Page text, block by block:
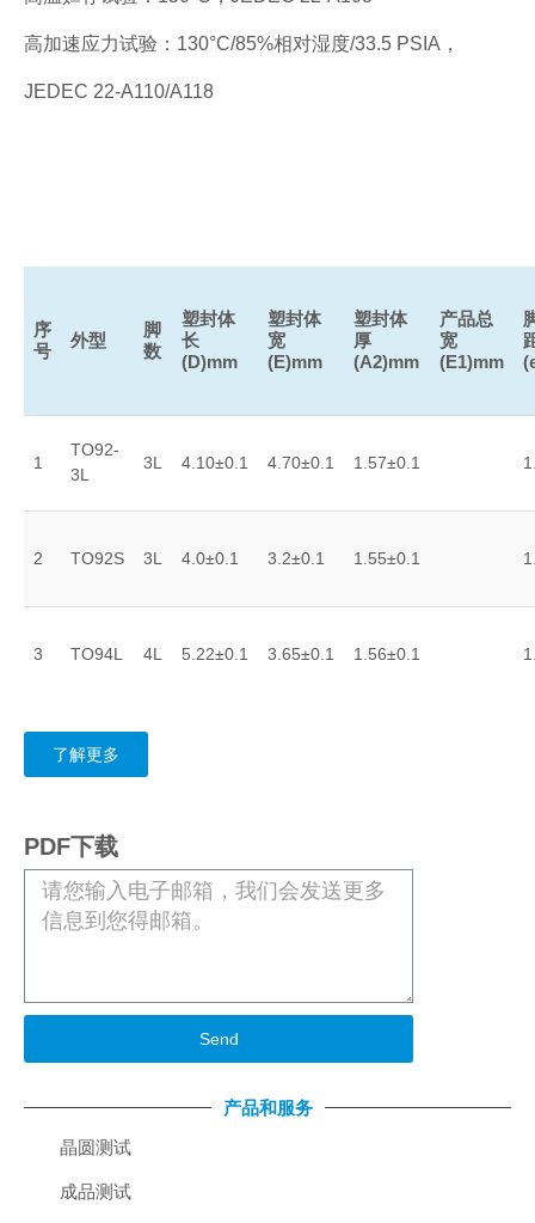
产品和服务
晶圆测试
成品测试
高加速应力试验：130°C/85%相对湿度/33.5 PSIA，
JEDEC 22-A110/A118
序
号
外型
脚
数
塑封体
长
(D)mm
塑封体
宽
(E)mm
塑封体
厚
(A2)mm
产品总
宽
(E1)mm
1
TO92-
3L
3L 4.10±0.1 4.70±0.1 1.57±0.1
2 TO92S 3L 4.0±0.1 3.2±0.1 1.55±0.1
3 TO94L 4L 5.22±0.1 3.65±0.1 1.56±0.1
了解更多
PDF下载
Send